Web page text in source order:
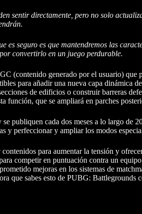
sentir directamente, pero no solo
es seguro es que mantendremos las
convertirlo en un juego perdurable.
(contenido generado por el usuario) que
para añadir una nueva capa dinámica
de edificios o construir barreras
función, que se ampliará en parches
publiquen cada dos meses a lo largo
y perfeccionar y ampliar los modos
para aumentar la tensión y
competir en puntuación contra un
mejoras en los sistemas de
que sabes esto de PUBG: